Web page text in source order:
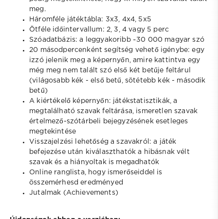
meg.
Háromféle játéktábla: 3x3, 4x4, 5x5
Ötféle időintervallum: 2, 3, 4 vagy 5 perc
Szóadatbázis: a leggyakoribb ~30 000 magyar szó
20 másodpercenként segítség vehető igénybe: egy
izzó jelenik meg a képernyőn, amire kattintva egy
még meg nem talált szó első két betűje feltárul
(világosabb kék - első betű, sötétebb kék - második
betű)
A kiértékelő képernyőn: játékstatisztikák, a
megtalálható szavak feltárása, ismeretlen szavak
értelmező-szótárbeli bejegyzésének esetleges
megtekintése
Visszajelzési lehetőség a szavakról: a játék
befejezése után kiválaszthatók a hibásnak vélt
szavak és a hiányoltak is megadhatók
Online ranglista, hogy ismerőseiddel is
összemérhesd eredményed
Jutalmak (Achievements)